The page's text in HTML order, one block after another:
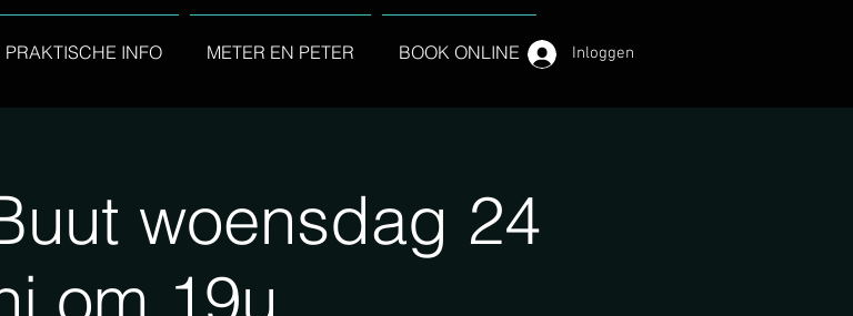
PRAKTISCHE INFO METER EN PETER BOOK ONLINE Inloggen
woensdag 24
om 19u